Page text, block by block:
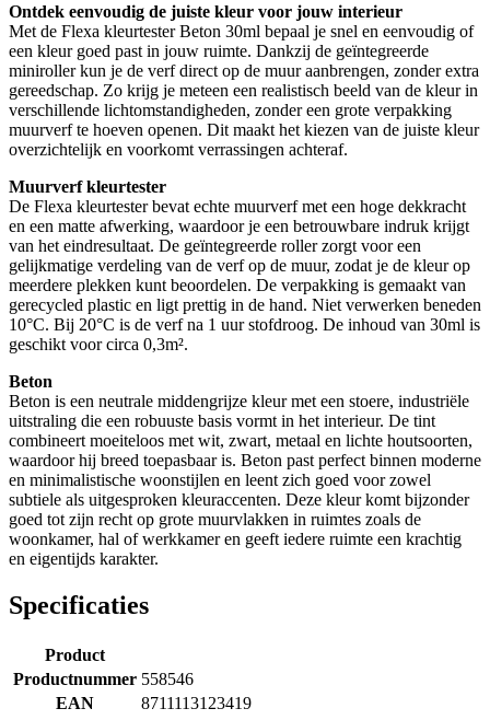
Ontdek eenvoudig de juiste kleur voor jouw interieur
Met de Flexa kleurtester Beton 30ml bepaal je snel en eenvoudig of
een kleur goed past in jouw ruimte. Dankzij de geïntegreerde
miniroller kun je de verf direct op de muur aanbrengen, zonder extra
gereedschap. Zo krijg je meteen een realistisch beeld van de kleur in
verschillende lichtomstandigheden, zonder een grote verpakking
muurverf te hoeven openen. Dit maakt het kiezen van de juiste kleur
overzichtelijk en voorkomt verrassingen achteraf.
Muurverf kleurtester
De Flexa kleurtester bevat echte muurverf met een hoge dekkracht
en een matte afwerking, waardoor je een betrouwbare indruk krijgt
van het eindresultaat. De geïntegreerde roller zorgt voor een
gelijkmatige verdeling van de verf op de muur, zodat je de kleur op
meerdere plekken kunt beoordelen. De verpakking is gemaakt van
gerecycled plastic en ligt prettig in de hand. Niet verwerken beneden
10°C. Bij 20°C is de verf na 1 uur stofdroog. De inhoud van 30ml is
geschikt voor circa 0,3m².
Beton
Beton is een neutrale middengrijze kleur met een stoere, industriële
uitstraling die een robuuste basis vormt in het interieur. De tint
combineert moeiteloos met wit, zwart, metaal en lichte houtsoorten,
waardoor hij breed toepasbaar is. Beton past perfect binnen moderne
en minimalistische woonstijlen en leent zich goed voor zowel
subtiele als uitgesproken kleuraccenten. Deze kleur komt bijzonder
goed tot zijn recht op grote muurvlakken in ruimtes zoals de
woonkamer, hal of werkkamer en geeft iedere ruimte een krachtig
en eigentijds karakter.
Specificaties
Product
Productnummer 558546
EAN
8711113123419